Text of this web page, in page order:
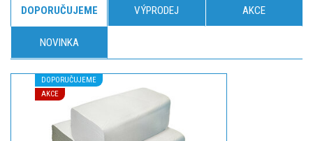
DOPORUČUJEME VÝPRODEJ AKCE
NOVINKA
DOPORUČUJEME
AKCE